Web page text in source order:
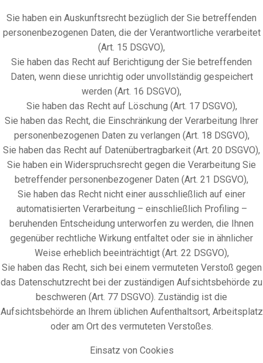
Sie haben ein Auskunftsrecht bezüglich der Sie betreffenden
personenbezogenen Daten, die der Verantwortliche verarbeitet
(Art. 15 DSGVO),
Sie haben das Recht auf Berichtigung der Sie betreffenden
Daten, wenn diese unrichtig oder unvollständig gespeichert
werden (Art. 16 DSGVO),
Sie haben das Recht auf Löschung (Art. 17 DSGVO),
Sie haben das Recht, die Einschränkung der Verarbeitung Ihrer
personenbezogenen Daten zu verlangen (Art. 18 DSGVO),
Sie haben das Recht auf Datenübertragbarkeit (Art. 20 DSGVO),
Sie haben ein Widerspruchsrecht gegen die Verarbeitung Sie
betreffender personenbezogener Daten (Art. 21 DSGVO),
Sie haben das Recht nicht einer ausschließlich auf einer
automatisierten Verarbeitung – einschließlich Profiling –
beruhenden Entscheidung unterworfen zu werden, die Ihnen
gegenüber rechtliche Wirkung entfaltet oder sie in ähnlicher
Weise erheblich beeinträchtigt (Art. 22 DSGVO),
Sie haben das Recht, sich bei einem vermuteten Verstoß gegen
das Datenschutzrecht bei der zuständigen Aufsichtsbehörde zu
beschweren (Art. 77 DSGVO). Zuständig ist die
Aufsichtsbehörde an Ihrem üblichen Aufenthaltsort, Arbeitsplatz
oder am Ort des vermuteten Verstoßes.
Einsatz von Cookies